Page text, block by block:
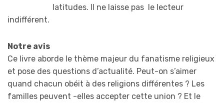
latitudes. Il ne laisse pas le lecteur
indifférent.
Notre avis
Ce livre aborde le thème majeur du fanatisme religieux
et pose des questions d’actualité. Peut-on s’aimer
quand chacun obéit à des religions différentes ? Les
familles peuvent -elles accepter cette union ? Et le